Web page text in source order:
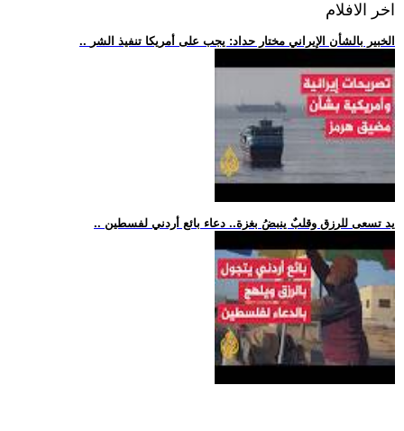
اخر الافلام
.. الخبير بالشأن الإيراني مختار حداد: يجب على أمريكا تنفيذ الشر
.. يد تسعى للرزق وقلبٌ ينبضُ بغزة.. دعاء بائع أردني لفسطين